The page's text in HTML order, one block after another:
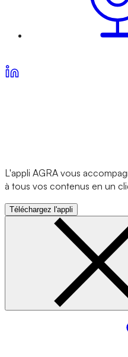
L'appli AGRA vous
à tous vos contenus en un
Téléchargez l'appli